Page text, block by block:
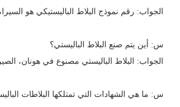
الجواب: رقم نموذج البلاط الباليستيكي هو
س: أين يتم صنع البلاط الباليستي؟
الجواب: البلاط الباليستي مصنوع في هونان،
س: ما هي الشهادات التي تمتلكها البلاطات